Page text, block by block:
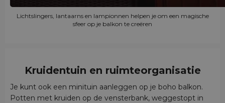
Lichtslingers, lantaarns en lampionnen helpen je om een magische
sfeer op je balkon te creëren
Kruidentuin en ruimteorganisatie
Je kunt ook een minituin aanleggen op je boho balkon.
Potten met kruiden op de vensterbank, weggestopt in